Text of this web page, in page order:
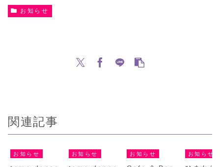
お知らせ
関連記事
お知らせ お知らせ お知らせ お知らせ